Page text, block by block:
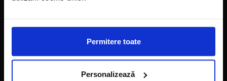
Permitere toate
Personalizează
Despre franciză